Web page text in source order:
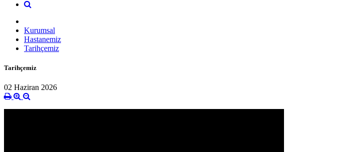
Kurumsal
Hastanemiz
Tarihçemiz
Tarihçemiz
02 Haziran 2026